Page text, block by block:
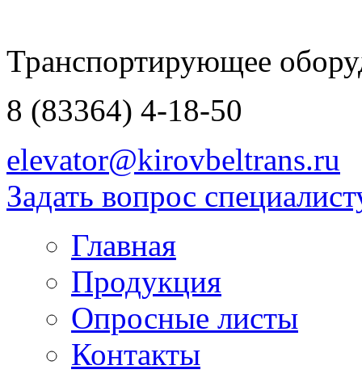
Транспортирующее
8 (83364) 4-18-50
elevator@kirovbeltrans.ru
Задать вопрос
Главная
Продукция
Опросные листы
Контакты